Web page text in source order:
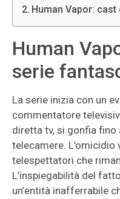
Human Vapor: cast
Human
serie
La serie inizia con un
commentatore
diretta tv, si gonfia fino
telecamere.
telespettatori che
L’inspiegabilità del
un’entità inafferrabile